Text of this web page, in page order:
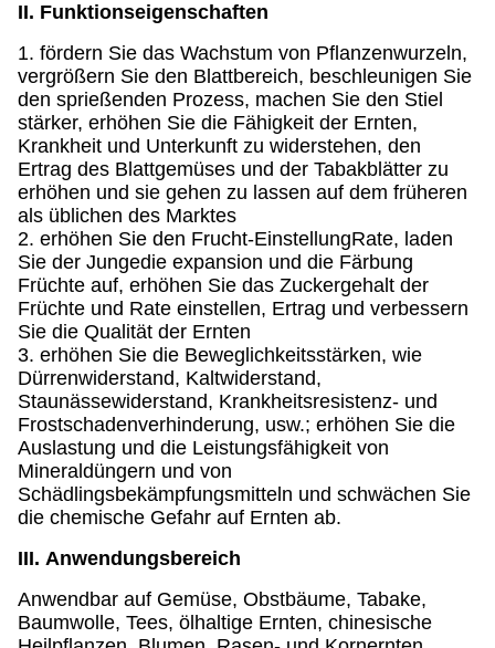
II. Funktionseigenschaften
1. fördern Sie das Wachstum von Pflanzenwurzeln,
vergrößern Sie den Blattbereich, beschleunigen Sie
den sprießenden Prozess, machen Sie den Stiel
stärker, erhöhen Sie die Fähigkeit der Ernten,
Krankheit und Unterkunft zu widerstehen, den
Ertrag des Blattgemüses und der Tabakblätter zu
erhöhen und sie gehen zu lassen auf dem früheren
als üblichen des Marktes
2. erhöhen Sie den Frucht-EinstellungRate, laden
Sie der Jungedie expansion und die Färbung
Früchte auf, erhöhen Sie das Zuckergehalt der
Früchte und Rate einstellen, Ertrag und verbessern
Sie die Qualität der Ernten
3. erhöhen Sie die Beweglichkeitsstärken, wie
Dürrenwiderstand, Kaltwiderstand,
Staunässewiderstand, Krankheitsresistenz- und
Frostschadenverhinderung, usw.; erhöhen Sie die
Auslastung und die Leistungsfähigkeit von
Mineraldüngern und von
Schädlingsbekämpfungsmitteln und schwächen Sie
die chemische Gefahr auf Ernten ab.
III. Anwendungsbereich
Anwendbar auf Gemüse, Obstbäume, Tabake,
Baumwolle, Tees, ölhaltige Ernten, chinesische